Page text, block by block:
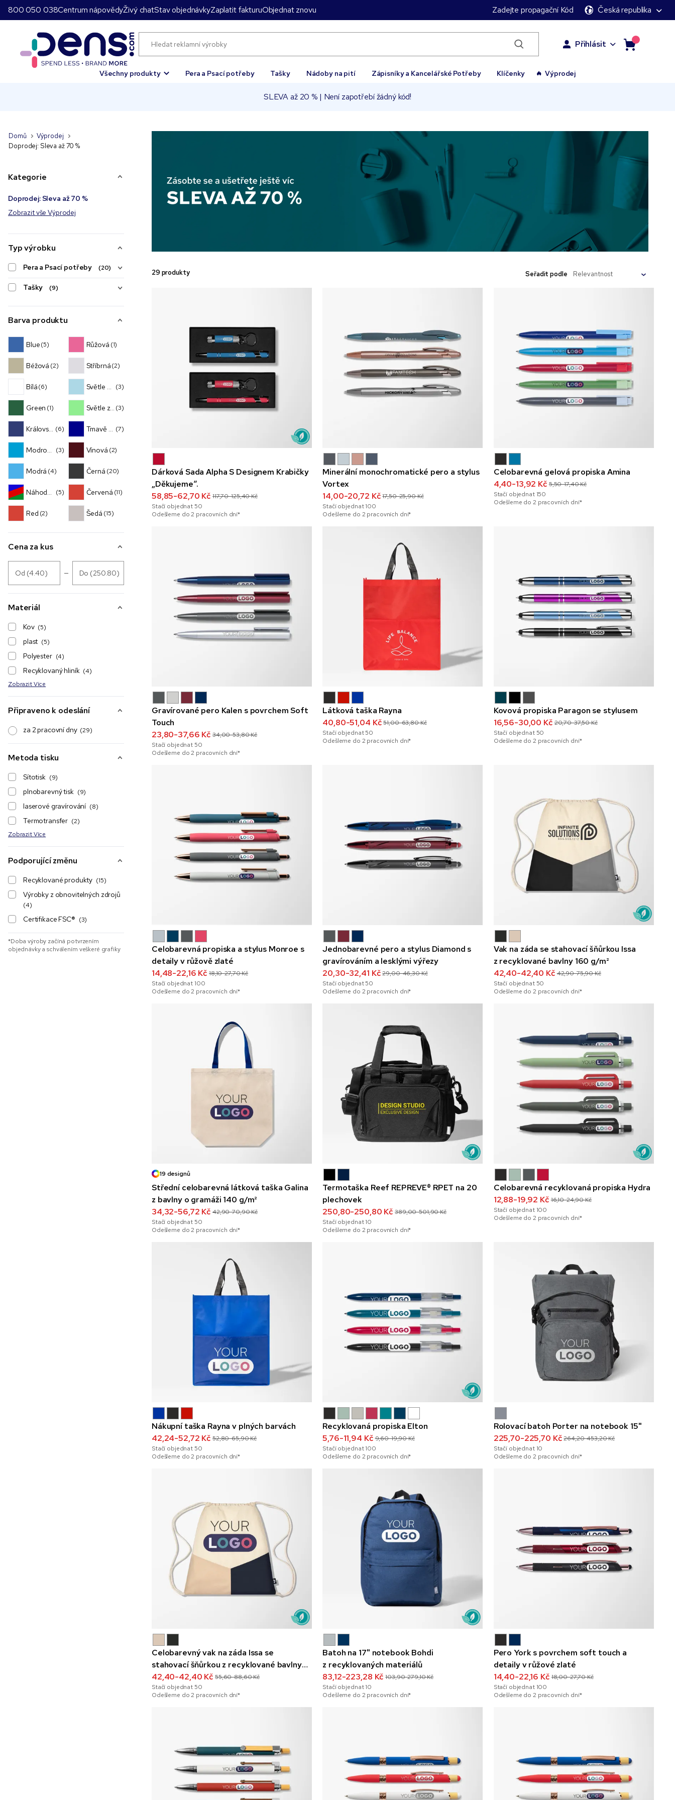
800 050 038Centrum nápovědyŽivý chatStav objednávkyZaplatit fakturuObjednat znovu Zadejte propagační Kód Česká republika
Přihlásit
Všechny produkty Pera a Psací potřeby Tašky Nádoby na pití Zápisníky a Kancelářské Potřeby Klíčenky Výprodej
SLEVA až 20 % | Není zapotřebí žádný kód!
Domů
Výprodej
Doprodej: Sleva až 70 %
Kategorie
Doprodej: Sleva až 70 %
Zobrazit vše Výprodej
Typ výrobku
Pera a Psací potřeby (20)
Tašky (9)
Barva produktu
Blue(5)
Béžová (2)
Bílá(6)
Green (1)
Královská modrá
(6)
Modrozelená
(3)
Modrá (4)
Náhodná kombinace barev
(5)
Red (2)
Růžová (1)
Stříbrná(2)
Světle modrá
(3)
Světle zelená
(3)
Tmavě modrá
(7)
Vínová (2)
Černá (20)
Červená (11)
Šedá (15)
Cena za kus
Od (4.40) Do (250.80)
Materiál
Kov (5)
plast (5)
Polyester (4)
Recyklovaný hliník (4)
Zobrazit Více
Připraveno k odeslání
za 2 pracovní dny (29)
Metoda tisku
Sítotisk (9)
plnobarevný tisk (9)
laserové gravírování (8)
Termotransfer (2)
Zobrazit Více
Podporující změnu
Recyklované produkty (15)
Výrobky z obnovitelných zdrojů
(4)
Certifikace FSC® (3)
*Doba výroby začíná potvrzením
objednávky a schválením veškeré grafiky
29 produkty Seřadit podle
Dárková Sada Alpha S Designem Krabičky
„Děkujeme“.
58,85-62,70 Kč 117,70-125,40 Kč
Stačí objednat50
Odešleme do 2 pracovních dní*
Minerální monochromatické pero a stylus
Vortex
14,00-20,72 Kč 17,50-25,90 Kč
Stačí objednat100
Odešleme do 2 pracovních dní*
Celobarevná gelová propiska Amina
4,40-13,92 Kč 5,50-17,40 Kč
Stačí objednat 150
Odešleme do 2 pracovních dní*
Gravírované pero Kalen s povrchem Soft
Touch
23,80-37,66 Kč 34,00-53,80 Kč
Stačí objednat50
Odešleme do 2 pracovních dní*
Látková taška Rayna
40,80-51,04 Kč 51,00-63,80 Kč
Stačí objednat50
Odešleme do 2 pracovních dní*
Kovová propiska Paragon se stylusem
16,56-30,00 Kč 20,70-37,50 Kč
Stačí objednat50
Odešleme do 2 pracovních dní*
Celobarevná propiska a stylus Monroe s
detaily v růžově zlaté
14,48-22,16 Kč 18,10-27,70 Kč
Stačí objednat 100
Odešleme do 2 pracovních dní*
Jednobarevné pero a stylus Diamond s
gravírováním a lesklými výřezy
20,30-32,41 Kč 29,00-46,30 Kč
Stačí objednat50
Odešleme do 2 pracovních dní*
Vak na záda se stahovací šňůrkou Issa
z recyklované bavlny 160 g/m²
42,40-42,40 Kč 42,90-75,90 Kč
Stačí objednat50
Odešleme do 2 pracovních dní*
19 designů
Střední celobarevná látková taška Galina
z bavlny o gramáži 140 g/m²
34,32-56,72 Kč 42,90-70,90 Kč
Stačí objednat50
Odešleme do 2 pracovních dní*
Termotaška Reef REPREVE® RPET na 20
plechovek
250,80-250,80 Kč 389,00-501,90 Kč
Stačí objednat10
Odešleme do 2 pracovních dní*
Celobarevná recyklovaná propiska Hydra
12,88-19,92 Kč 16,10-24,90 Kč
Stačí objednat 100
Odešleme do 2 pracovních dní*
Nákupní taška Rayna v plných barvách
42,24-52,72 Kč 52,80-65,90 Kč
Stačí objednat50
Odešleme do 2 pracovních dní*
Recyklovaná propiska Elton
5,76-11,94 Kč 9,60-19,90 Kč
Stačí objednat100
Odešleme do 2 pracovních dní*
Rolovací batoh Porter na notebook 15"
225,70-225,70 Kč 264,20-453,20 Kč
Stačí objednat 10
Odešleme do 2 pracovních dní*
Celobarevný vak na záda Issa se
stahovací šňůrkou z recyklované bavlny
160 g/m²
42,40-42,40 Kč 55,60-88,60 Kč
Stačí objednat50
Odešleme do 2 pracovních dní*
Batoh na 17" notebook Bohdi
z recyklovaných materiálů
83,12-223,28 Kč 103,90-279,10 Kč
Stačí objednat10
Odešleme do 2 pracovních dní*
Pero York s povrchem soft touch a
detaily v růžové zlaté
14,40-22,16 Kč 18,00-27,70 Kč
Stačí objednat 100
Odešleme do 2 pracovních dní*